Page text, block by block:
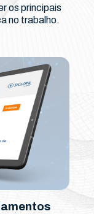
os principais
no trabalho.